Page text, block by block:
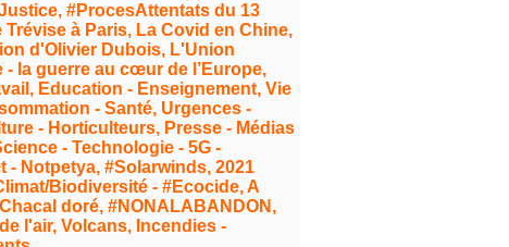
#ProcesAttentats du 13
à Paris, La Covid en Chine,
d'Olivier Dubois, L'Union
la guerre au cœur de l’Europe,
Education - Enseignement, Vie
- Santé, Urgences -
- Horticulteurs, Presse - Médias
- Technologie - 5G -
- Notpetya, #Solarwinds, 2021
Biodiversité - #Ecocide, A
doré, #NONALABANDON,
l'air, Volcans, Incendies -